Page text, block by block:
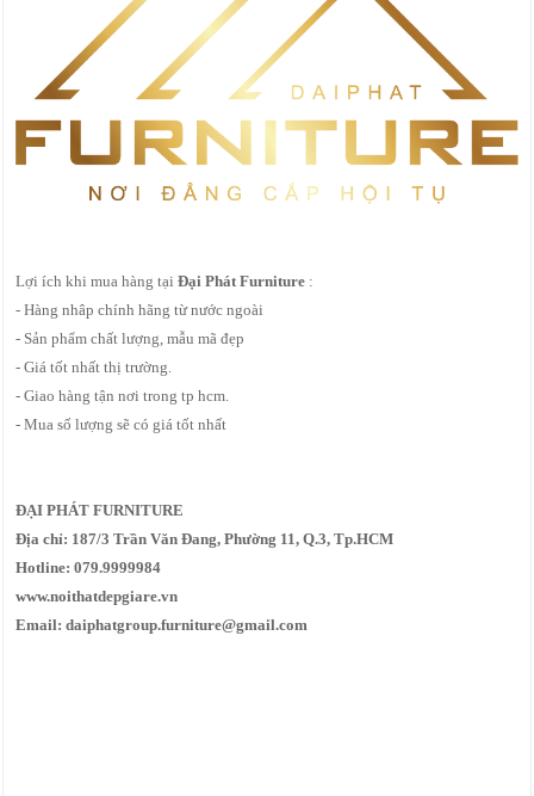
Lợi ích khi mua hàng tạiĐại Phát Furniture :
- Hàng nhâp chính hãng từ nước ngoài
- Sản phẩm chất lượng, mẫu mã đẹp
- Giá tốt nhất thị trường.
- Giao hàng tận nơi trong tp hcm.
- Mua số lượng sẽ có giá tốt nhất
ĐẠI PHÁT FURNITURE
Địa chỉ: 187/3 Trần Văn Đang, Phường 11, Q.3, Tp.HCM
Hotline: 079.9999984
www.noithatdepgiare.vn
Email: daiphatgroup.furniture@gmail.com